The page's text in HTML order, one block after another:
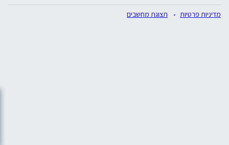
מדיניות פרטיות תצוגת מחשבים